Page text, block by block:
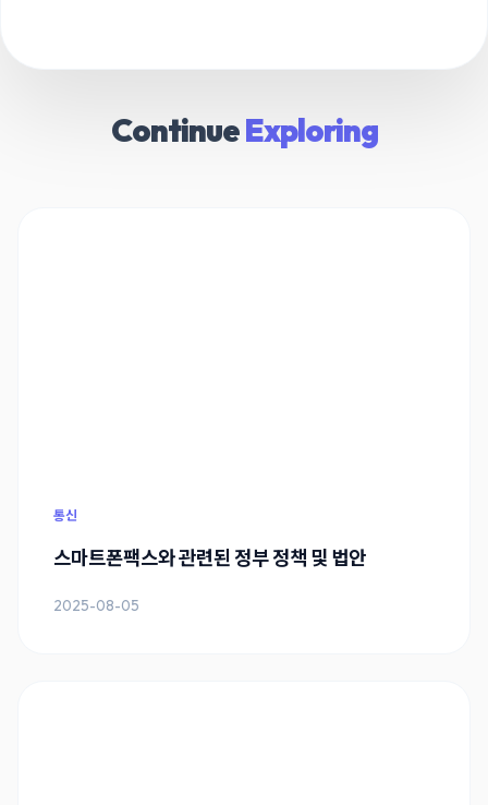
ContinueExploring
통신
스마트폰팩스와 관련된 정부 정책 및 법안
2025-08-05